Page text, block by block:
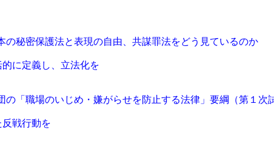
自由、共謀罪法をどう見ているのか
に定義し、立法化を
らせを防止する法律」要綱（第１次試
戦行動を